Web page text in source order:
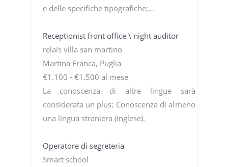
e delle specifiche tipografiche;…
Receptionist front office \ night auditor
relais villa san martino
Martina Franca, Puglia
€1.100 - €1.500 al mese
La conoscenza di altre lingue sarà
considerata un plus; Conoscenza di almeno
una lingua straniera (inglese).
Operatore di segreteria
Smart school